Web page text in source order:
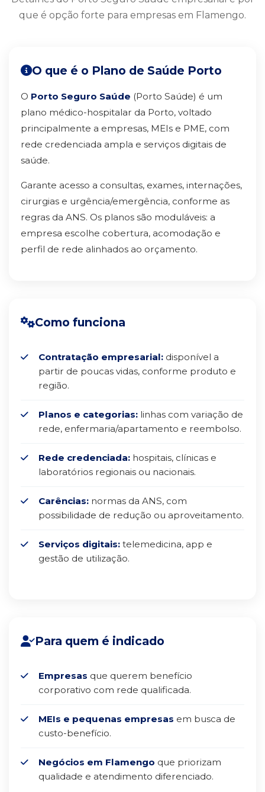
que é opção forte para empresas em Flamengo.
O que é o Plano de Saúde Porto
O Porto Seguro Saúde (Porto Saúde) é um
plano médico-hospitalar da Porto, voltado
principalmente a empresas, MEIs e PME, com
rede credenciada ampla e serviços digitais de
saúde.
Garante acesso a consultas, exames, internações,
cirurgias e urgência/emergência, conforme as
regras da ANS. Os planos são moduláveis: a
empresa escolhe cobertura, acomodação e
perfil de rede alinhados ao orçamento.
Como funciona
Contratação empresarial: disponível a
partir de poucas vidas, conforme produto e
região.
Planos e categorias: linhas com variação de
rede, enfermaria/apartamento e reembolso.
Rede credenciada: hospitais, clínicas e
laboratórios regionais ou nacionais.
Carências: normas da ANS, com
possibilidade de redução ou aproveitamento.
Serviços digitais: telemedicina, app e
gestão de utilização.
Para quem é indicado
Empresas que querem benefício
corporativo com rede qualificada.
MEIs e pequenas empresas em busca de
custo-benefício.
Negócios em Flamengo que priorizam
qualidade e atendimento diferenciado.